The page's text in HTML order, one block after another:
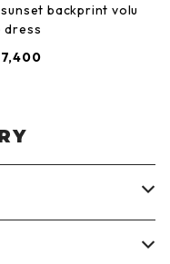
backprint volu
dress